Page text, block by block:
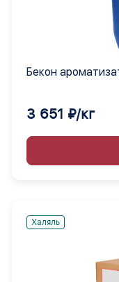
Бекон
3 651 ₽/кг
Халяль